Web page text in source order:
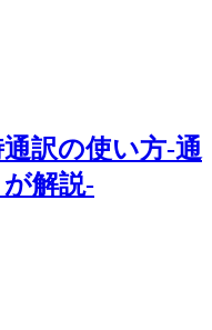
訳の使い方-通
解説-